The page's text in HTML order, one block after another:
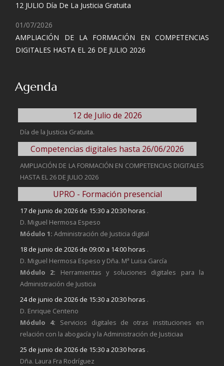
12 JULIO Día De La Justicia Gratuita
01/07/2026
AMPLIACIÓN DE LA FORMACIÓN EN COMPETENCIAS
DIGITALES HASTA EL 26 DE JULIO 2026
Agenda
12 de Julio de 2026
Día de la Justicia Gratuita.
Competencias digitales hasta 26/06/2026
AMPLIACIÓN DE LA FORMACIÓN EN COMPETENCIAS DIGITALES
HASTA EL 26 DE JULIO 2026
UPRO - Formación presencial
17 de junio de 2026 de 15:30 a 20:30 horas .
D. Miguel Hermosa Espeso
Módulo 1: Administración de Justicia digital
18 de junio de 2026 de 09:00 a 14:00 horas .
D. Miguel Hermosa Espeso y Dña. Mª Luisa García
Módulo 2: Herramientas y soluciones digitales para la
Administración de Justicia
24 de junio de 2026 de 15:30 a 20:30 horas .
D. Enrique Centeno
Módulo 4: Servicios digitales de otras instituciones en
relación con la abogacía y la Administración de Justiciaa
25 de junio de 2026 de 15:30 a 20:30 horas .
Dña. Laura Fra Rodríguez